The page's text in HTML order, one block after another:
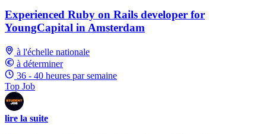
Experienced Ruby on Rails developer for
YoungCapital in Amsterdam
à l'échelle nationale
à déterminer
36 - 40 heures par semaine
Top Job
lire la suite